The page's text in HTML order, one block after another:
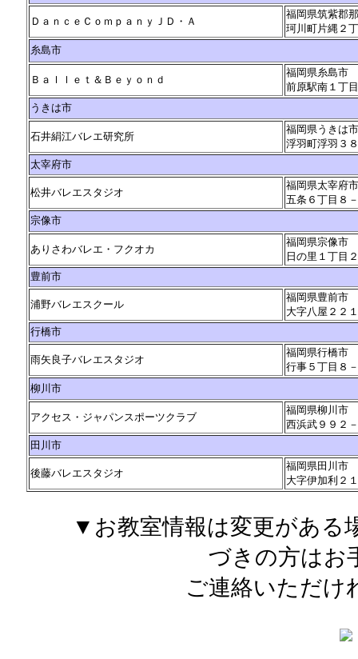
ＤａｎｃｅＣｏｍｐａｎｙＪＤ・Ａ
福岡県筑紫郡那
珂川町片縄２
糸島市
Ｂａｌｌｅｔ＆Ｂｅｙｏｎｄ
福岡県糸島市
前原駅南１丁
うきは市
石井絹江バレエ研究所
福岡県うきは市
浮羽町浮羽３
太宰府市
松井バレエスタジオ
福岡県太宰府市
五条６丁目８
宗像市
ありさわバレエ・フクオカ
福岡県宗像市
日の里１丁目
豊前市
浦野バレエスクール
福岡県豊前市
大字八屋２２
行橋市
雨矢良子バレエスタジオ
福岡県行橋市
行事５丁目８
柳川市
アクセス・ジャパンスポーツクラブ
福岡県柳川市
西浜武９９２
田川市
後藤バレエスタジオ
福岡県田川市
大字伊加利２
▼お教室情報は変更がある
づきの方はお
ご連絡いただけ